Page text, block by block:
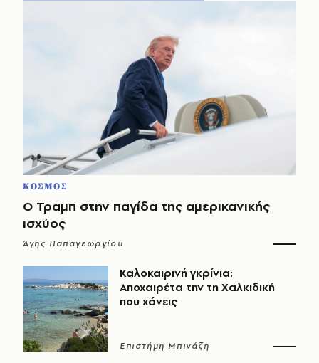
ΚΟΣΜΟΣ
Ο Τραμπ στην παγίδα της αμερικανικής
ισχύος
Άγης Παπαγεωργίου
Καλοκαιρινή γκρίνια:
Αποχαιρέτα την τη Χαλκιδική
που χάνεις
Επιστήμη Μπινάζη